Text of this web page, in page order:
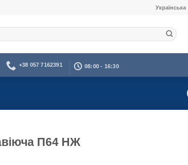
Українська
+38 057 7162391 08:00 - 16:30
П64 НЖ